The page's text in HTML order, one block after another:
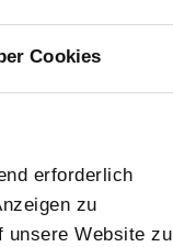
Cookies
erforderlich
zu
unsere Website zu